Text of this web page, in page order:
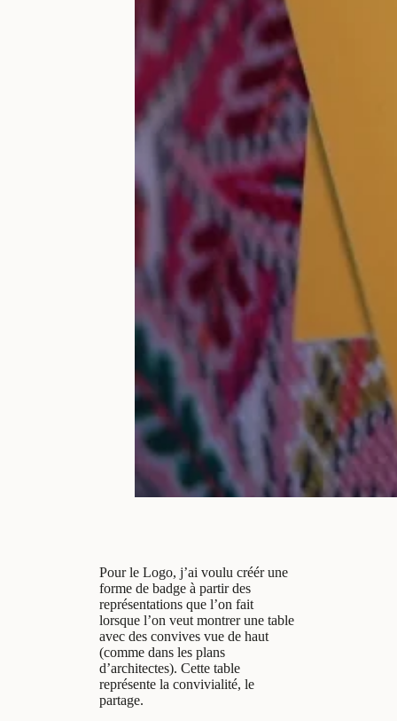
Pour le Logo, j’ai voulu créér une
forme de badge à partir des
représentations que l’on fait
lorsque l’on veut montrer une table
avec des convives vue de haut
(comme dans les plans
d’architectes). Cette table
représente la convivialité, le
partage.